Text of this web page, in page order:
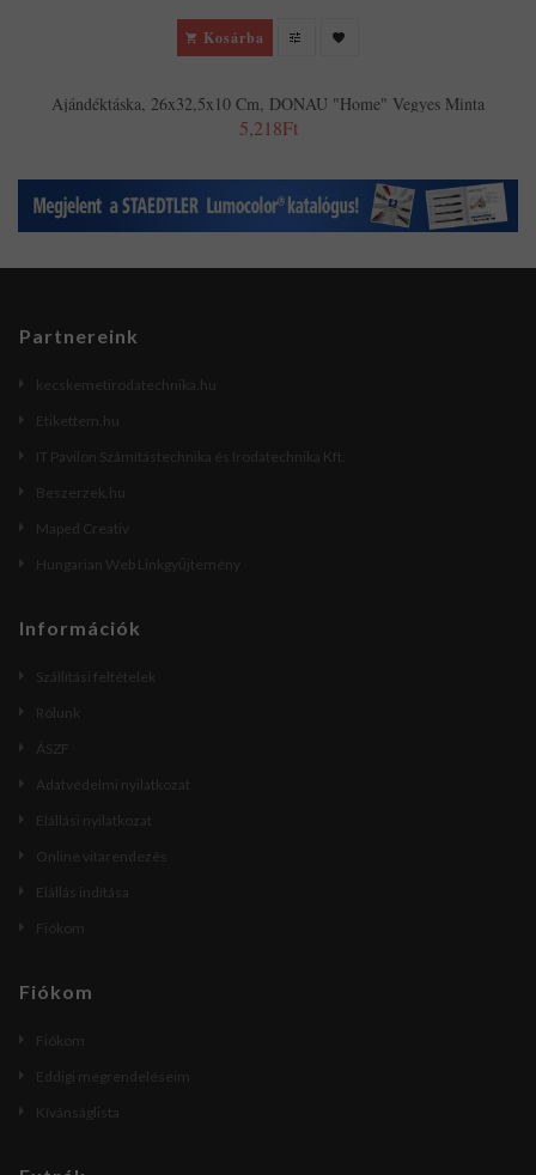
Kosárba
Ajándéktáska, 26x32,5x10 Cm, DONAU "Home" Vegyes Minta
5,218Ft
Partnereink
kecskemetirodatechnika.hu
Etikettem.hu
IT Pavilon Számítástechnika és Irodatechnika Kft.
Beszerzek.hu
Maped Creativ
Hungarian Web Linkgyűjtemény
Információk
Szállítási feltételek
Rólunk
ÁSZF
Adatvédelmi nyilatkozat
Elállási nyilatkozat
Online vitarendezés
Elállás indítása
Fiókom
Fiókom
Fiókom
Eddigi megrendeléseim
Kívánságlista